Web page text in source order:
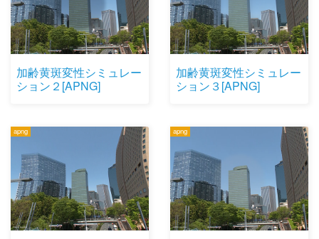
加齢黄斑変性シミュレー
ション２[APNG]
加齢黄斑変性シミュレー
ション３[APNG]
apng apng